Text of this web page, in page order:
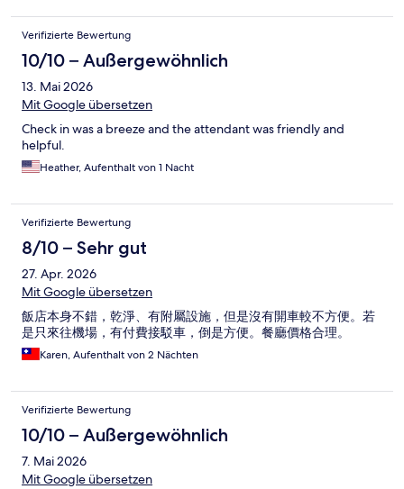
Verifizierte Bewertung
10/10 – Außergewöhnlich
13. Mai 2026
Mit Google übersetzen
Check in was a breeze and the attendant was friendly and
helpful.
Heather, Aufenthalt von 1 Nacht
Verifizierte Bewertung
8/10 – Sehr gut
27. Apr. 2026
Mit Google übersetzen
飯店本身不錯，乾淨、有附屬設施，但是沒有開車較不方便。若
是只來往機場，有付費接駁車，倒是方便。餐廳價格合理。
Karen, Aufenthalt von 2 Nächten
Verifizierte Bewertung
10/10 – Außergewöhnlich
7. Mai 2026
Mit Google übersetzen